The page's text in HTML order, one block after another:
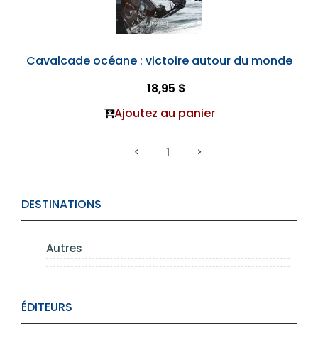
DESTINATIONS
Autres
ÉDITEURS
Cavalcade océane : victoire autour du monde
18,95 $
Ajoutez au panier
1